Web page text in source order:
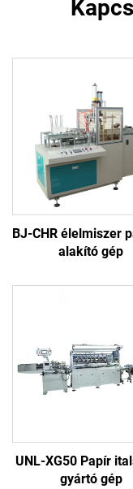
BJ-CHR élelmiszer
alakító gép
UNL-XG50 Papír
gyártó gép